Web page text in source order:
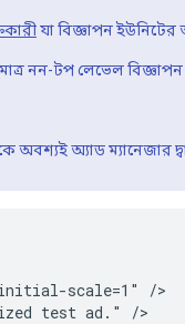
যা বিজ্ঞাপন ইউনিটের
নন-টপ লেভেল বিজ্ঞাপন
অ্যাড ম্যানেজার
scale=1" />
test ad." />